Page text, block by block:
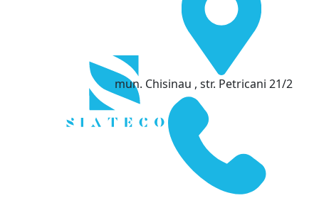
mun. Chisinau , str. Petricani 21/2